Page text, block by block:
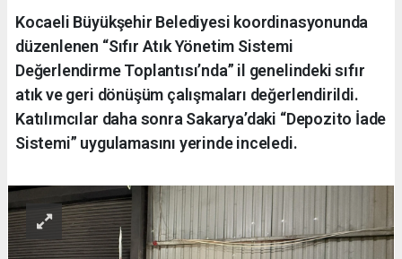
Kocaeli Büyükşehir Belediyesi koordinasyonunda
düzenlenen “Sıfır Atık Yönetim Sistemi
Değerlendirme Toplantısı’nda” il genelindeki sıfır
atık ve geri dönüşüm çalışmaları değerlendirildi.
Katılımcılar daha sonra Sakarya’daki “Depozito İade
Sistemi” uygulamasını yerinde inceledi.